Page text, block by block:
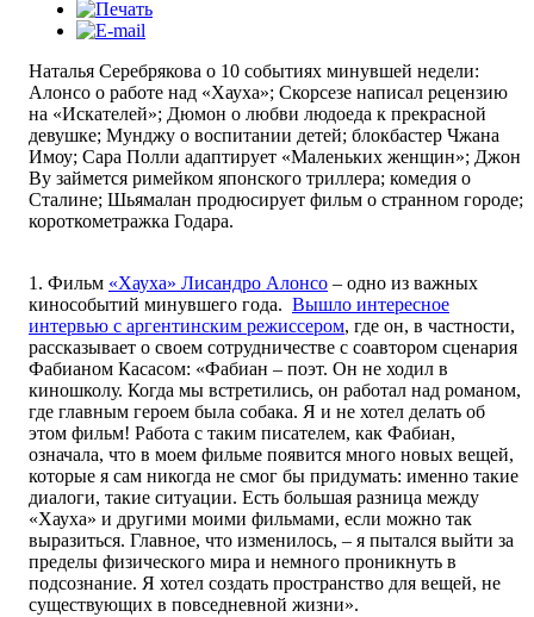
Наталья Серебрякова о 10 событиях минувшей недели:
Алонсо о работе над «Хауха»; Скорсезе написал рецензию
на «Искателей»; Дюмон о любви людоеда к прекрасной
девушке; Мунджу о воспитании детей; блокбастер Чжана
Имоу; Сара Полли адаптирует «Маленьких женщин»; Джон
Ву займется римейком японского триллера; комедия о
Сталине; Шьямалан продюсирует фильм о странном городе;
короткометражка Годара.
1. Фильм «Хауха» Лисандро Алонсо – одно из важных
кинособытий минувшего года. Вышло интересное
интервью с аргентинским режиссером, где он, в частности,
рассказывает о своем сотрудничестве с соавтором сценария
Фабианом Касасом: «Фабиан – поэт. Он не ходил в
киношколу. Когда мы встретились, он работал над романом,
где главным героем была собака. Я и не хотел делать об
этом фильм! Работа с таким писателем, как Фабиан,
означала, что в моем фильме появится много новых вещей,
которые я сам никогда не смог бы придумать: именно такие
диалоги, такие ситуации. Есть большая разница между
«Хауха» и другими моими фильмами, если можно так
выразиться. Главное, что изменилось, – я пытался выйти за
пределы физического мира и немного проникнуть в
подсознание. Я хотел создать пространство для вещей, не
существующих в повседневной жизни».